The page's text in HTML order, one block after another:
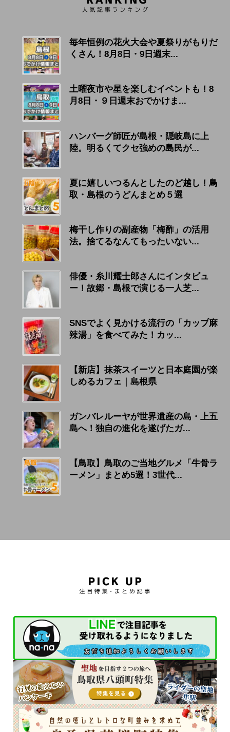
毎年恒例の花火大会や夏祭りがもりだ
くさん！8月8日・9日週末...
土曜夜市や星を楽しむイベントも！8
月8日・９日週末おでかけま...
ハンバーグ師匠が島根・隠岐島に上
陸。明るくてクセ強めの島民が...
夏に嬉しいつるんとしたのど越し！鳥
取・島根のうどんまとめ５選
梅干し作りの副産物「梅酢」の活用
法。捨てるなんてもったいない...
俳優・糸川耀士郎さんにインタビュ
ー！故郷・島根で演じる一人芝...
SNSでよく見かける流行の「カップ麻
辣湯」を食べてみた！カッ...
【新店】抹茶スイーツと日本庭園が楽
しめるカフェ｜島根県
ガンバレルーヤが世界遺産の島・上五
島へ！独自の進化を遂げたガ...
【鳥取】鳥取のご当地グルメ「牛骨ラ
ーメン」まとめ5選！3世代...